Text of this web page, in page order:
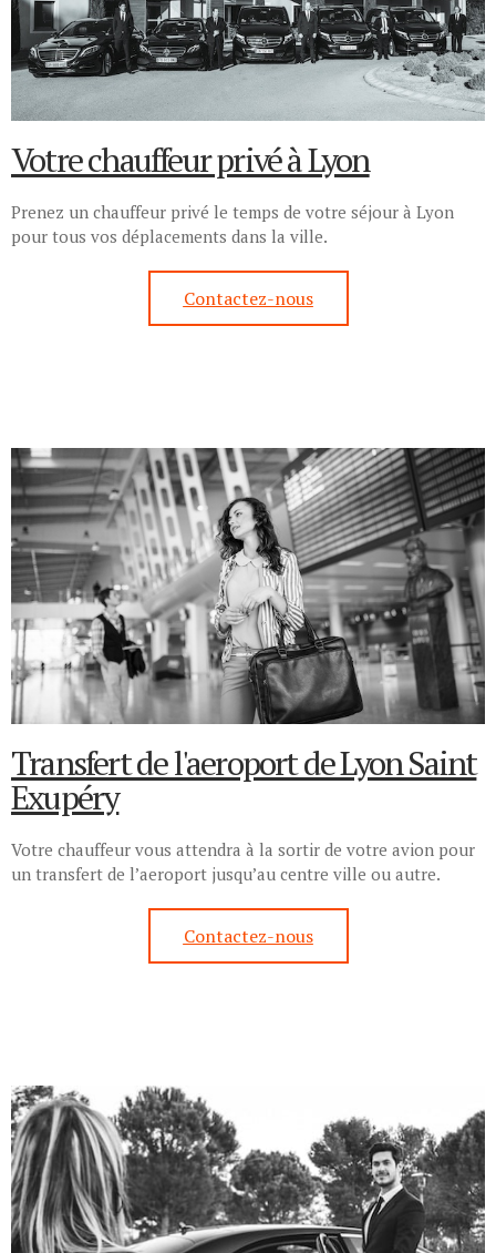
Votre chauffeur privé à Lyon
Prenez un chauffeur privé le temps de votre séjour à Lyon
pour tous vos déplacements dans la ville.
Contactez-nous
Transfert de l'aeroport de Lyon Saint
Exupéry
Votre chauffeur vous attendra à la sortir de votre avion pour
un transfert de l’aeroport jusqu’au centre ville ou autre.
Contactez-nous